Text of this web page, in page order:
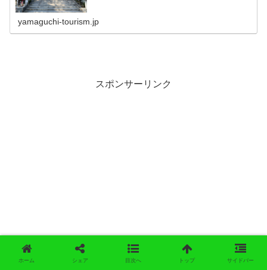
yamaguchi-tourism.jp
スポンサーリンク
ホーム シェア 目次へ トップ サイドバー